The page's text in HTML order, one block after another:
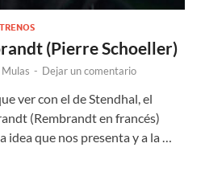
(Pierre Schoeller)
- Dejar un comentario
ver con el de Stendhal, el
(Rembrandt en francés)
idea que nos presenta y a la …